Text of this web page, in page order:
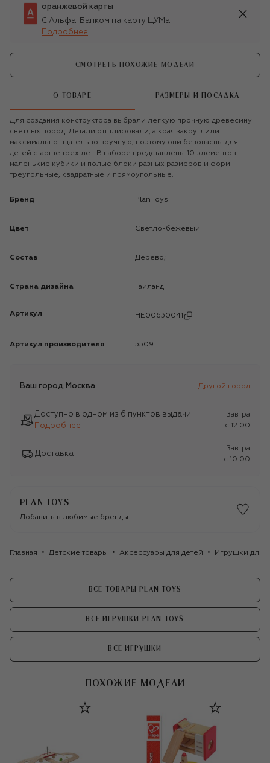
оранжевой карты
С Альфа-Банком на карту ЦУМа
Подробнее
СМОТРЕТЬ ПОХОЖИЕ МОДЕЛИ
О ТОВАРЕ РАЗМЕРЫ И ПОСАДКА
Для создания конструктора выбрали легкую прочную древесину
светлых пород. Детали отшлифовали, а края закруглили
максимально тщательно вручную, поэтому они безопасны для
детей старше трех лет. В наборе представлены 10 элементов:
маленькие кубики и полые блоки разных размеров и форм —
треугольные, квадратные и прямоугольные.
Бренд Plan Toys
Цвет Светло-бежевый
Состав Дерево;
Страна дизайна Таиланд
Артикул HE00630041
Артикул производителя 5509
Ваш город Москва Другой город
Доступно в одном из 6 пунктов выдачи
Подробнее
Завтра
c 12:00
Доставка
Завтра
c 10:00
PLAN TOYS
Добавить в любимые бренды
Главная Детские товары Аксессуары для детей Игрушки для
ВСЕ ТОВАРЫ PLAN TOYS
ВСЕ ИГРУШКИ PLAN TOYS
ВСЕ ИГРУШКИ
ПОХОЖИЕ МОДЕЛИ